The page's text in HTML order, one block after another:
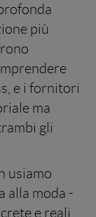
più
e i fornitori
ma
gli
usiamo
alla moda -
e reali,